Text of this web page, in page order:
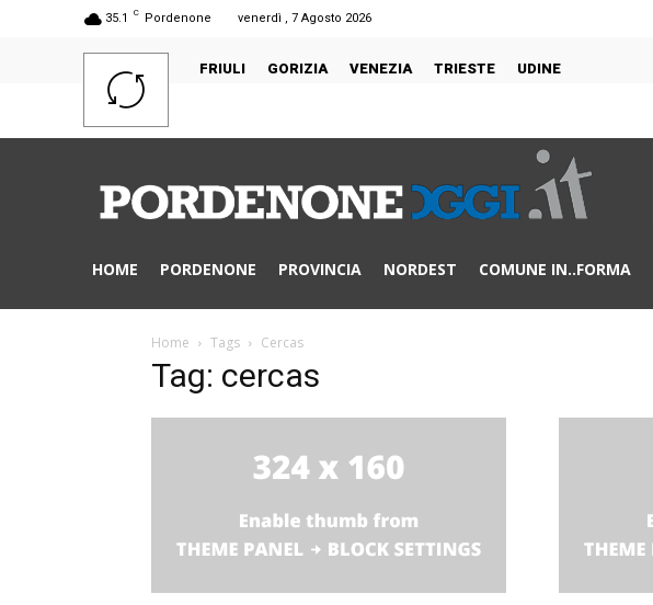
35.1 C Pordenone venerdì , 7 Agosto 2026
FRIULI GORIZIA VENEZIA TRIESTE UDINE
HOME PORDENONE PROVINCIA NORDEST COMUNE IN..FORMA
Home Tags Cercas
Tag: cercas